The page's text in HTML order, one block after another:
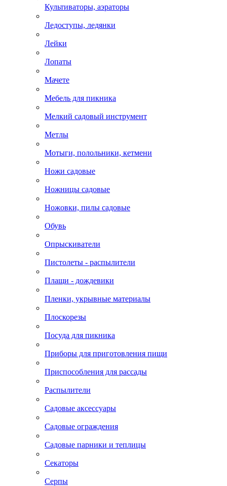
Культиваторы, аэраторы
Ледоступы, ледянки
Лейки
Лопаты
Мачете
Мебель для пикника
Мелкий садовый инструмент
Метлы
Мотыги, полольники, кетмени
Ножи садовые
Ножницы садовые
Ножовки, пилы садовые
Обувь
Опрыскиватели
Пистолеты - распылители
Плащи - дождевики
Пленки, укрывные материалы
Плоскорезы
Посуда для пикника
Приборы для приготовления пищи
Приспособления для рассады
Распылители
Садовые аксессуары
Садовые ограждения
Садовые парники и теплицы
Секаторы
Серпы